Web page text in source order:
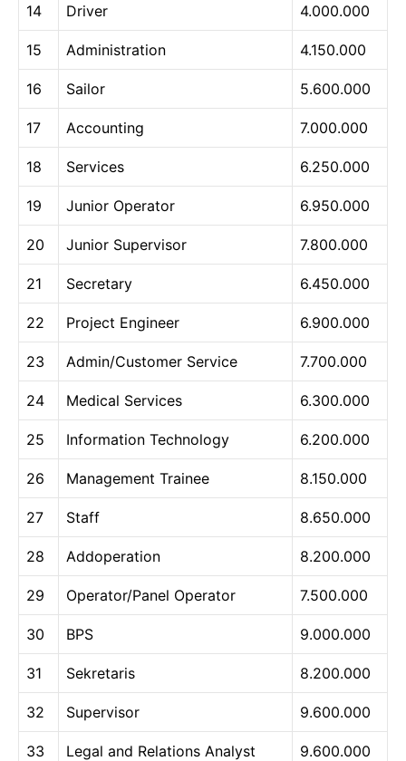
14 Driver 4.000.000
15 Administration 4.150.000
16 Sailor 5.600.000
17 Accounting 7.000.000
18 Services 6.250.000
19 Junior Operator 6.950.000
20 Junior Supervisor 7.800.000
21 Secretary 6.450.000
22 Project Engineer 6.900.000
23 Admin/Customer Service 7.700.000
24 Medical Services 6.300.000
25 Information Technology 6.200.000
26 Management Trainee 8.150.000
27 Staff 8.650.000
28 Addoperation 8.200.000
29 Operator/Panel Operator 7.500.000
30 BPS 9.000.000
31 Sekretaris 8.200.000
32 Supervisor 9.600.000
33 Legal and Relations Analyst 9.600.000